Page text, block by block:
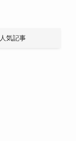
人気記事